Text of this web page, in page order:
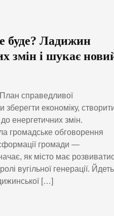
буде? Ладижин
змін і шукає
справедливої
економіку,
енергетичних змін.
громадське обговорення
громади —
як місто має
вугільної генерації.
[…]